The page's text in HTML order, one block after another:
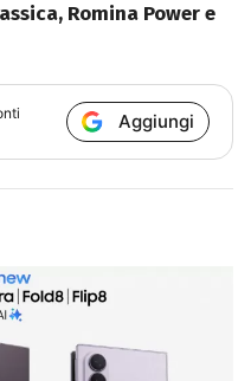
Romina Power e
Aggiungi